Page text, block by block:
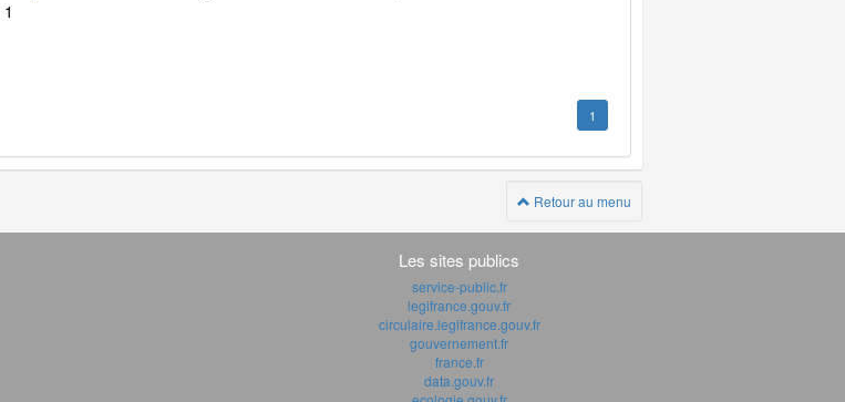
1
1
Retour au menu
Les sites publics
service-public.fr
legifrance.gouv.fr
circulaire.legifrance.gouv.fr
gouvernement.fr
france.fr
data.gouv.fr